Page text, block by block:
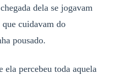
dela se jogavam
que cuidavam do
pousado.
percebeu toda aquela